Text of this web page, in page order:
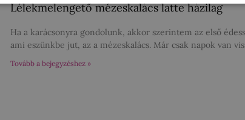
Lélekmelengető mézeskalács latte házilag
Ha a karácsonyra gondolunk, akkor szerintem az első
ami eszünkbe jut, az a mézeskalács. Már csak napok van
Tovább a bejegyzéshez »